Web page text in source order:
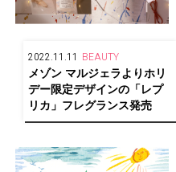
2022.11.11 BEAUTY
メゾン マルジェラよりホリ
デー限定デザインの「レプ
リカ」フレグランス発売